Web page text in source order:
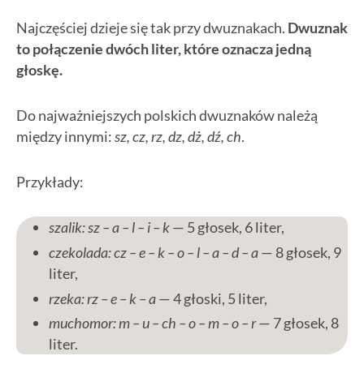
Najczęściej dzieje się tak przy dwuznakach. Dwuznak
to połączenie dwóch liter, które oznacza jedną
głoskę.
Do najważniejszych polskich dwuznaków należą
między innymi:sz, cz, rz, dz, dż, dź, ch.
Przykłady:
szalik: sz – a – l – i – k— 5 głosek, 6 liter,
czekolada: cz – e – k – o – l – a – d – a— 8 głosek, 9
liter,
rzeka: rz – e – k – a— 4 głoski, 5 liter,
muchomor: m – u – ch – o – m – o – r— 7 głosek, 8
liter.